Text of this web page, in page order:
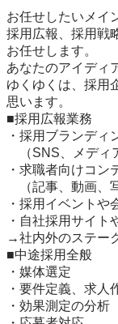
お任せしたいメイ
採用広報、採用戦
お任せします。
あなたのアイディ
ゆくゆくは、採用
思います。
■採用広報業務
・採用ブランディ
（SNS、メディ
・求職者向けコン
（記事、動画、
・採用イベントや
・自社採用サイト
→社内外のステー
■中途採用全般
・媒体選定
・要件定義、求人
・効果測定の分析